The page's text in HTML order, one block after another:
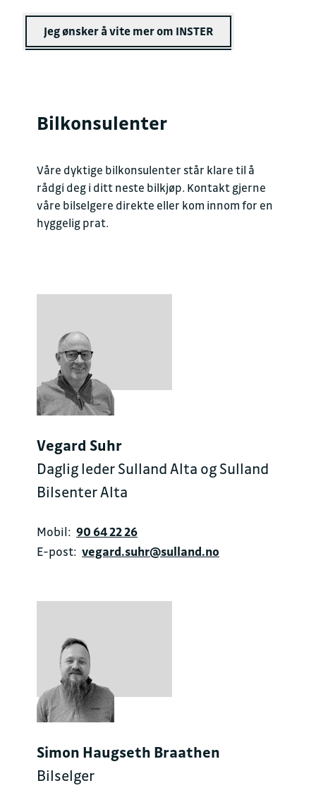
Jeg ønsker å vite mer om INSTER
Bilkonsulenter
Våre dyktige bilkonsulenter står klare til å
rådgi deg i ditt neste bilkjøp. Kontakt gjerne
våre bilselgere direkte eller kom innom for en
hyggelig prat.
Vegard Suhr
Daglig leder Sulland Alta og Sulland
Bilsenter Alta
Mobil: 90 64 22 26
E-post: vegard.suhr@sulland.no
Simon Haugseth Braathen
Bilselger